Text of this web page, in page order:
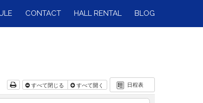
CONTACT HALL RENTAL BLOG
日程表
すべて閉じる すべて開く